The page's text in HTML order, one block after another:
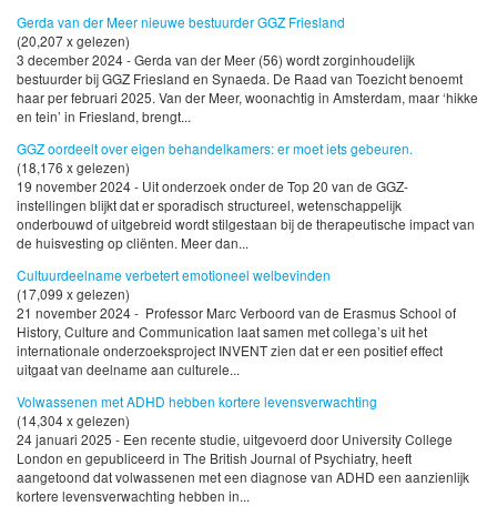
Gerda van der Meer nieuwe bestuurder GGZ Friesland
(20,207 x gelezen)
3 december 2024 - Gerda van der Meer (56) wordt zorginhoudelijk
bestuurder bij GGZ Friesland en Synaeda. De Raad van Toezicht benoemt
haar per februari 2025. Van der Meer, woonachtig in Amsterdam, maar ‘hikke
en tein’ in Friesland, brengt...
GGZ oordeelt over eigen behandelkamers: er moet iets gebeuren.
(18,176 x gelezen)
19 november 2024 - Uit onderzoek onder de Top 20 van de GGZ-
instellingen blijkt dat er sporadisch structureel, wetenschappelijk
onderbouwd of uitgebreid wordt stilgestaan bij de therapeutische impact van
de huisvesting op cliënten. Meer dan...
Cultuurdeelname verbetert emotioneel welbevinden
(17,099 x gelezen)
21 november 2024 - Professor Marc Verboord van de Erasmus School of
History, Culture and Communication laat samen met collega’s uit het
internationale onderzoeksproject INVENT zien dat er een positief effect
uitgaat van deelname aan culturele...
Volwassenen met ADHD hebben kortere levensverwachting
(14,304 x gelezen)
24 januari 2025 - Een recente studie, uitgevoerd door University College
London en gepubliceerd in The British Journal of Psychiatry, heeft
aangetoond dat volwassenen met een diagnose van ADHD een aanzienlijk
kortere levensverwachting hebben in...